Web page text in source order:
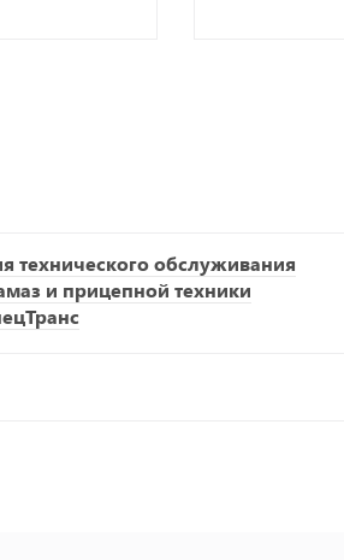
технического обслуживания
и прицепной техники